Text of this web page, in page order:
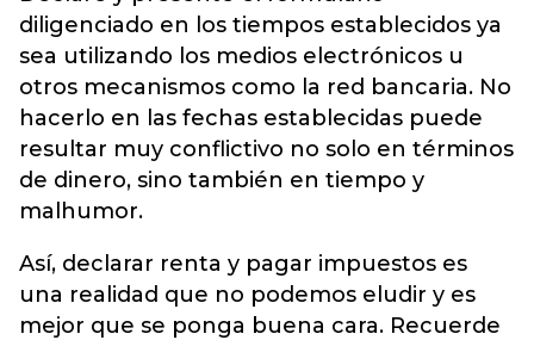
diligenciado en los tiempos establecidos ya
sea utilizando los medios electrónicos u
otros mecanismos como la red bancaria. No
hacerlo en las fechas establecidas puede
resultar muy conflictivo no solo en términos
de dinero, sino también en tiempo y
malhumor.
Así, declarar renta y pagar impuestos es
una realidad que no podemos eludir y es
mejor que se ponga buena cara. Recuerde